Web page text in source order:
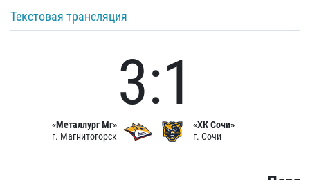
Текстовая трансляция
«Металлург Мг»
г. Магнитогорск
3:1
«ХК Сочи»
г. Сочи